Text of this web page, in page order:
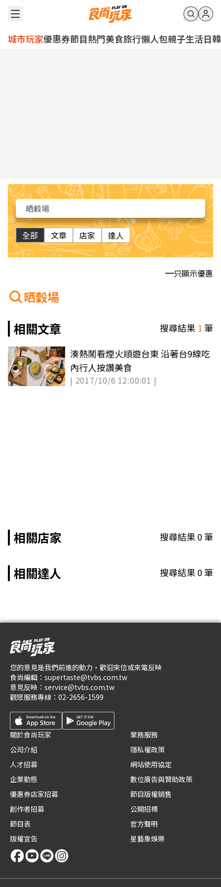
城市玩家優惠券節目熱門美食旅行懶人包親子生活日韓
全部 文章 店家 達人
只顯示優惠
晒穀場
相關文章
搜尋結果 1筆
湊熱鬧看煙火順遊台東 沿著台9線吃
內行人按讚美食
| 2017/10/6 12:00:01 |
相關店家 搜尋結果0筆
相關達人 搜尋結果0筆
您的意見是我們前進的動力，歡迎來信或來電反映
食尚編輯： supertaste@tvbs.com.tw
意見反映： service@tvbs.com.tw
觀眾服務專線： 02-2656-1599
關於食尚玩家
公司介紹
人才招募
企業動態
優惠券店家招募
創作者招募
節目表
版權宣告
業務服務
隱私權政策
網站使用協定
數位廣告與贊助政策
節目版權銷售
公開招標
官方聲明
星藝象娛樂